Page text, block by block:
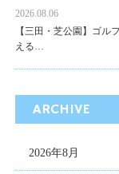
2026.08.06
【三田・芝公園】ゴル
える…
ARCHIVE
2026年8月